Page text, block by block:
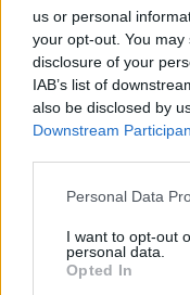
us or personal
your opt-out. You
disclosure of your
IAB’s list of
also be disclosed by
Downstream
Personal Data
I want to opt-out
personal data.
Opted In